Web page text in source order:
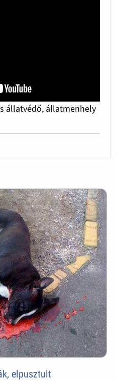
állatvédő, állatmenhely
elpusztult